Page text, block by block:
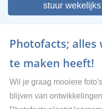
stuur
Photofacts;
te maken heeft!
Wil je graag mooiere
blijven van